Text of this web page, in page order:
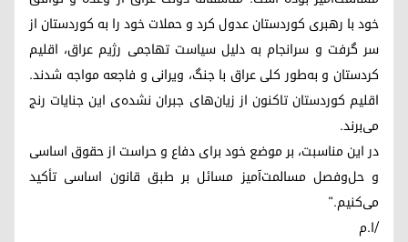
خود با رهبری کوردستان عدول کرد و حملات خود را به کوردستان از
سر گرفت و سرانجام به دلیل سیاست تهاجمی رژیم عراق، اقلیم
کردستان و به‌طور کلی عراق با جنگ، ویرانی و فاجعه مواجه شدند.
اقلیم کوردستان تاکنون از زیان‌های جبران نشده‌ی این جنایات رنج
می‌برند.
در این مناسبت، بر موضع خود برای دفاع و حراست از حقوق اساسی
و حل‌وفصل مسالمت‌آمیز مسائل بر طبق قانون اساسی تأکید
می‌کنیم."
/ا.م